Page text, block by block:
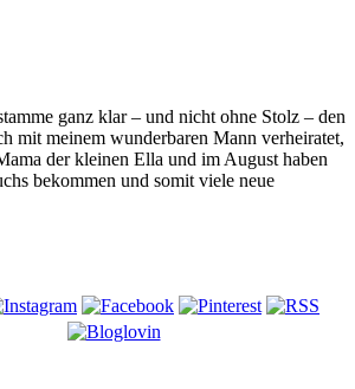
ganz klar – und nicht ohne Stolz – den
mit meinem wunderbaren Mann verheiratet,
der kleinen Ella und im August haben
bekommen und somit viele neue